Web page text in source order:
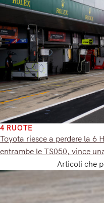
4 RUOTE
Toyota riesce a perdere la 6
entrambe le TS050, vince
Articoli che